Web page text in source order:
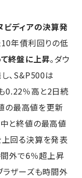
ビディアの決算発
年債利回りの低
終盤に上昇。ダウ
、S&P500は
0.22％高と2日続
の最高値を更新
と終値の最高値
回る決算を発表
間外で6％超上昇
ラザーズも時間外